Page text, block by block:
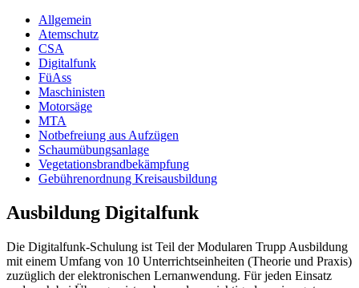
Allgemein
Atemschutz
CSA
Digitalfunk
FüAss
Maschinisten
Motorsäge
MTA
Notbefreiung aus Aufzügen
Schaumübungsanlage
Vegetationsbrandbekämpfung
Gebührenordnung Kreisausbildung
Ausbildung Digitalfunk
Die Digitalfunk-Schulung ist Teil der Modularen Trupp Ausbildung
mit einem Umfang von 10 Unterrichtseinheiten (Theorie und Praxis)
zuzüglich der elektronischen Lernanwendung. Für jeden Einsatz